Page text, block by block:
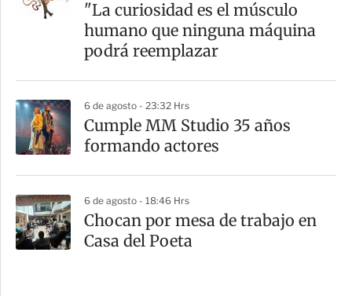
"La curiosidad es el músculo
humano que ninguna máquina
podrá reemplazar
6 de agosto - 23:32 Hrs
Cumple MM Studio 35 años
formando actores
6 de agosto - 18:46 Hrs
Chocan por mesa de trabajo en
Casa del Poeta